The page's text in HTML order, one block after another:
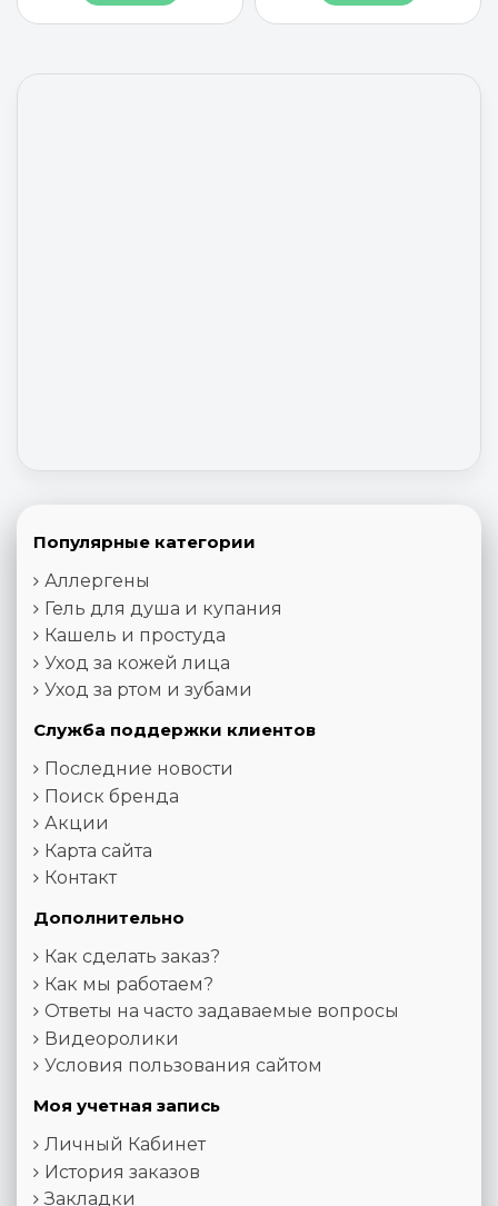
Популярные категории
Аллергены
Гель для душа и купания
Кашель и простуда
Уход за кожей лица
Уход за ртом и зубами
Служба поддержки клиентов
Последние новости
Поиск бренда
Акции
Карта сайта
Контакт
Дополнительно
Как сделать заказ?
Как мы работаем?
Ответы на часто задаваемые вопросы
Видеоролики
Условия пользования сайтом
Моя учетная запись
Личный Кабинет
История заказов
Закладки